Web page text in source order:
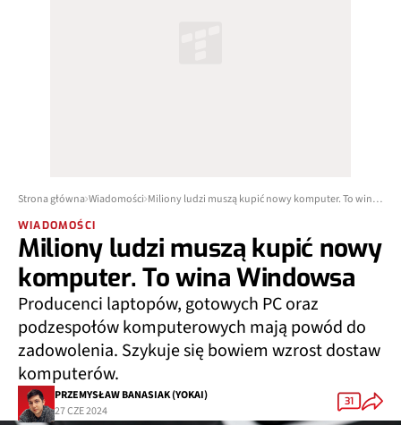
Strona główna Wiadomości Miliony ludzi muszą kupić nowy komputer. To wina Windowsa
WIADOMOŚCI
Miliony ludzi muszą kupić nowy
komputer. To wina Windowsa
Producenci laptopów, gotowych PC oraz
podzespołów komputerowych mają powód do
zadowolenia. Szykuje się bowiem wzrost dostaw
komputerów.
PRZEMYSŁAW BANASIAK (YOKAI)
27 CZE 2024
31